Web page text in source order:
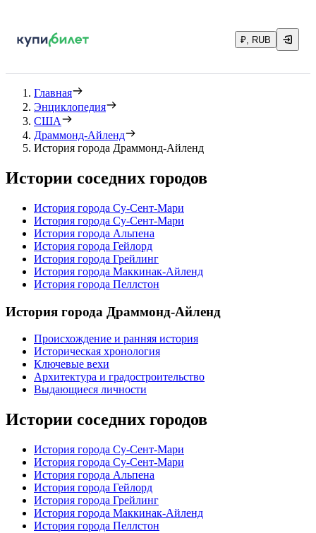
₽, RUB
Главная
Энциклопедия
США
Драммонд-Айленд
История города Драммонд-Айленд
Истории соседних городов
История города Су-Сент-Мари
История города Су-Сент-Мари
История города Альпена
История города Гейлорд
История города Грейлинг
История города Маккинак-Айленд
История города Пеллстон
История города Драммонд-Айленд
Происхождение и ранняя история
Историческая хронология
Ключевые вехи
Архитектура и градостроительство
Выдающиеся личности
Истории соседних городов
История города Су-Сент-Мари
История города Су-Сент-Мари
История города Альпена
История города Гейлорд
История города Грейлинг
История города Маккинак-Айленд
История города Пеллстон